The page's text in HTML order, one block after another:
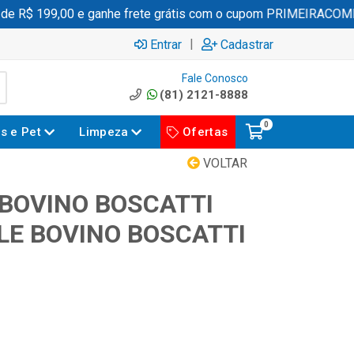
199,00 e ganhe frete grátis com o cupom
Entrar | Cadastrar
Fale Conosco
(81) 2121-8888
e Pet Limpeza Ofertas
0
VOLTAR
BOSCATTI
BOVINO BOSCATTI